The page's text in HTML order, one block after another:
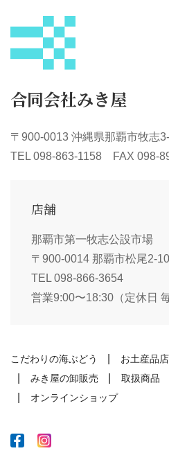
合同会社みき屋
〒900-0013 沖縄県那覇市牧志
TEL 098-863-1158 FAX 098-
店舗
那覇市第一牧志公設市場
〒900-0014 那覇市松尾2-
TEL 098-866-3654
営業9:00〜18:30（定休日
こだわりの海ぶどう
お土産品
みき屋の卸販売
取扱商品
オンラインショップ